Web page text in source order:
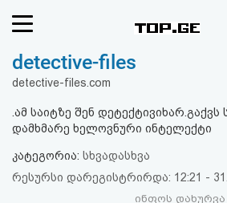
რეიტინგი
კითხვა-
detective-files
detective-files.com
.ამ საიტზე შენ დეტექტივიხარ.გაქვს
დამხმარე ხელოვნური ინტელექტი
კატეგორია: სხვადასხვა
რესურსი დარეგისტრირდა: 12:21 -
ინფოს დახურვა